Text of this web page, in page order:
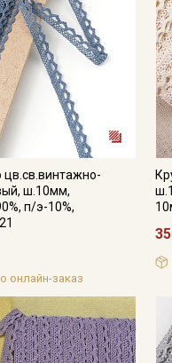
цв.св.винтажно-
ш.10мм,
п/э-10%,
онлайн-заказ
рассылка
здесь дополнительные
скидки до 30% на
тканей